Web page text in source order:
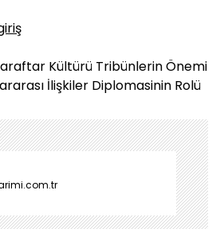
Kültürü Tribünlerin Önemi
İlişkiler Diplomasinin Rolü